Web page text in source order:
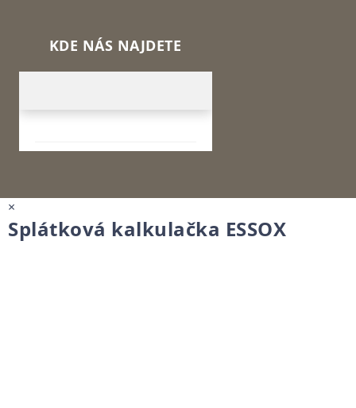
KDE NÁS NAJDETE
×
Splátková kalkulačka ESSOX